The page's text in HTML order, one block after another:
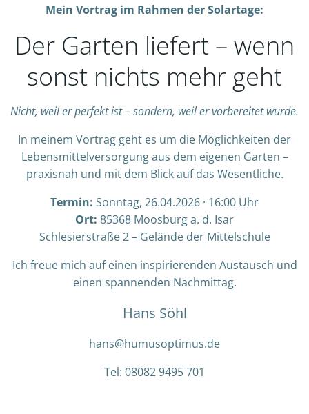
Mein Vortrag im Rahmen der Solartage:
Der Garten liefert – wenn
sonst nichts mehr geht
Nicht, weil er perfekt ist – sondern, weil er vorbereitet wurde.
In meinem Vortrag geht es um die Möglichkeiten der
Lebensmittelversorgung aus dem eigenen Garten –
praxisnah und mit dem Blick auf das Wesentliche.
Termin: Sonntag, 26.04.2026 · 16:00 Uhr
Ort: 85368 Moosburg a. d. Isar
Schlesierstraße 2 – Gelände der Mittelschule
Ich freue mich auf einen inspirierenden Austausch und
einen spannenden Nachmittag.
Hans Söhl
hans@humusoptimus.de
Tel: 08082 9495 701